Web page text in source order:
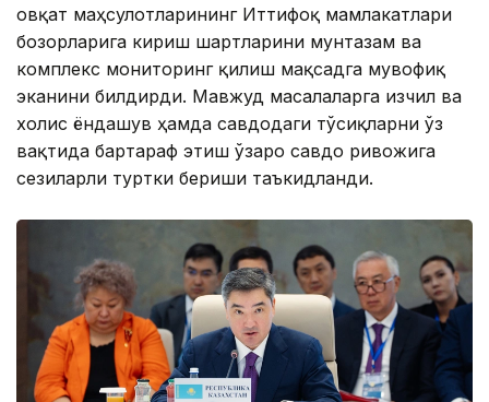
овқат маҳсулотларининг Иттифоқ мамлакатлари
бозорларига кириш шартларини мунтазам ва
комплекс мониторинг қилиш мақсадга мувофиқ
эканини билдирди. Мавжуд масалаларга изчил ва
холис ёндашув ҳамда савдодаги тўсиқларни ўз
вақтида бартараф этиш ўзаро савдо ривожига
сезиларли туртки бериши таъкидланди.